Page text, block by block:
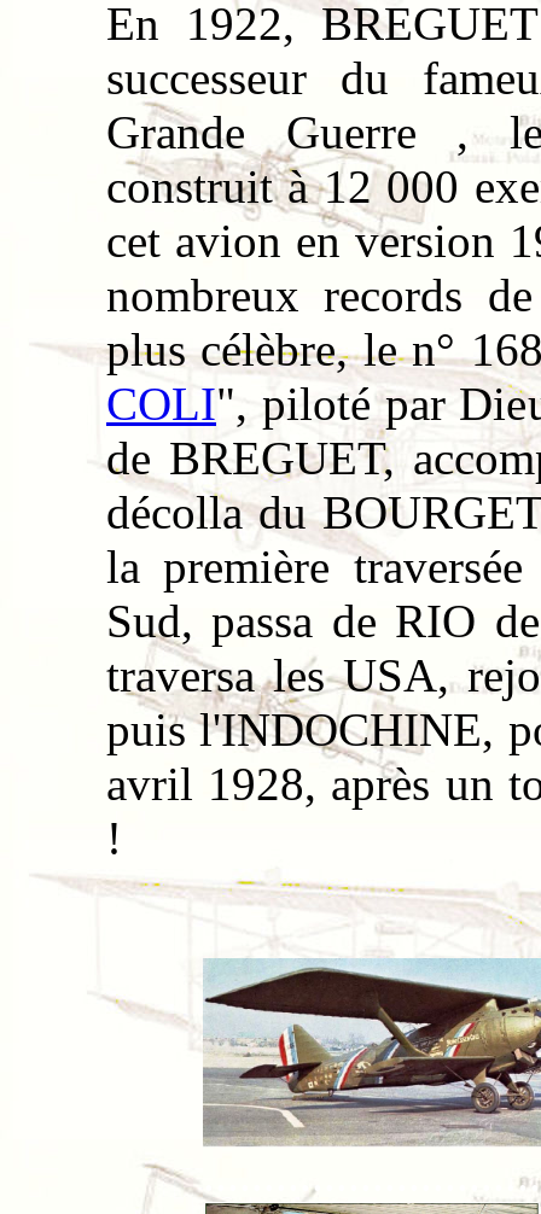
En 1922,
successeur du
Grande Guerre ,
construit à 12 000
cet avion en version
nombreux records
plus célèbre, le n°
COLI", piloté par
de BREGUET,
décolla du
la première
Sud, passa de RIO
traversa les USA,
puis l'INDOCHINE,
avril 1928, après un
!